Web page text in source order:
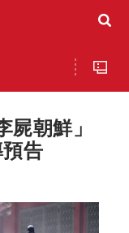
屍朝鮮」
告